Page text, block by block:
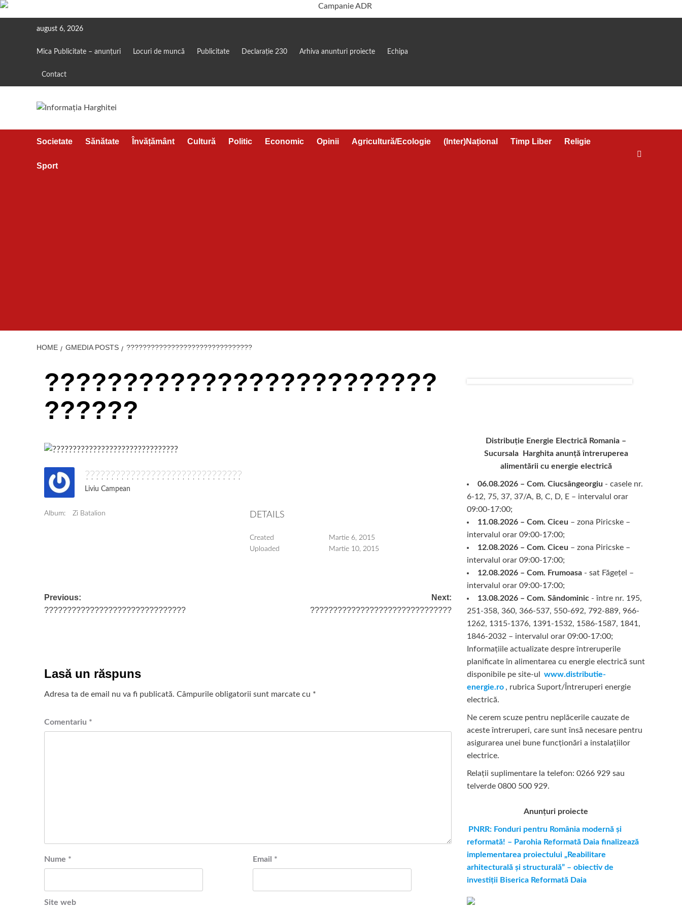
august 6, 2026
Mica Publicitate – anunțuri Locuri de muncă Publicitate Declarație 230 Arhiva anunturi proiecte Echipa
Contact
Societate Sănătate Învățământ Cultură Politic Economic Opinii Agricultură/Ecologie (Inter)Național Timp Liber Religie
Sport
HOME GMEDIA POSTS ???????????????????????????????
?????????????????????????
??????
???????????????????????????????
Liviu Campean
Album: Zi Batalion DETAILS
Created
Martie 6, 2015
Uploaded
Martie 10, 2015
Post
navigation
Previous:
???????????????????????????????
Next:
???????????????????????????????
Lasă un răspuns
Adresa ta de email nu va fi publicată. Câmpurile obligatorii sunt marcate cu *
Comentariu *
Nume * Email *
Site web
Distribuție Energie Electrică Romania –
Sucursala Harghita anunță întreruperea
alimentării cu energie electrică
06.08.2026 – Com. Ciucsângeorgiu - casele nr.
6-12, 75, 37, 37/A, B, C, D, E – intervalul orar
09:00-17:00;
11.08.2026 – Com. Ciceu – zona Piricske –
intervalul orar 09:00-17:00;
12.08.2026 – Com. Ciceu – zona Piricske –
intervalul orar 09:00-17:00;
12.08.2026 – Com. Frumoasa- sat Făgețel –
intervalul orar 09:00-17:00;
13.08.2026 – Com. Sândominic- între nr. 195,
251-358, 360, 366-537, 550-692, 792-889, 966-
1262, 1315-1376, 1391-1532, 1586-1587, 1841,
1846-2032 – intervalul orar 09:00-17:00;
Informațiile actualizate despre întreruperile
planificate în alimentarea cu energie electrică sunt
disponibile pe site-ul
www.distributie-
energie.ro , rubrica Suport/Întreruperi energie
electrică.
Ne cerem scuze pentru neplăcerile cauzate de
aceste întreruperi, care sunt însă necesare pentru
asigurarea unei bune funcționări a instalațiilor
electrice.
Relații suplimentare la tel efon: 0266 929 sau
telverde 0800 500 929.
Anunțuri proiecte
PNRR: Fonduri pentru România modernă și
reformată! – Parohia Reformată Daia finalizează
implementarea proiectului „Reabilitare
arhitecturală și structurală” – obiectiv de
investiții Biserica Reformată Daia